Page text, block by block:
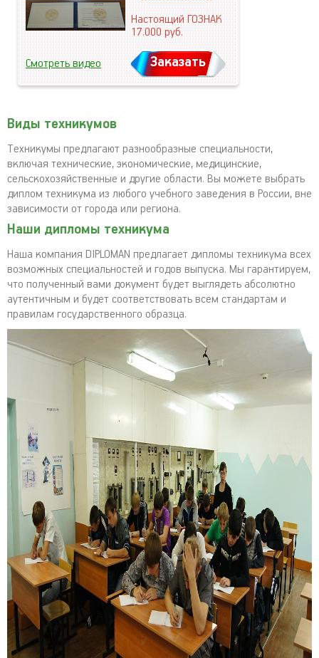
Настоящий ГОЗНАК
17.000руб.
Смотреть видео Заказать
Виды техникумов
Техникумы предлагают разнообразные специальности,
включая технические, экономические, медицинские,
сельскохозяйственные и другие области. Вы можете выбрать
диплом техникума из любого учебного заведения в России, вне
зависимости от города или региона.
Наши дипломы техникума
Наша компания DIPLOMAN предлагает дипломы техникума всех
возможных специальностей и годов выпуска. Мы гарантируем,
что полученный вами документ будет выглядеть абсолютно
аутентичным и будет соответствовать всем стандартам и
правилам государственного образца.